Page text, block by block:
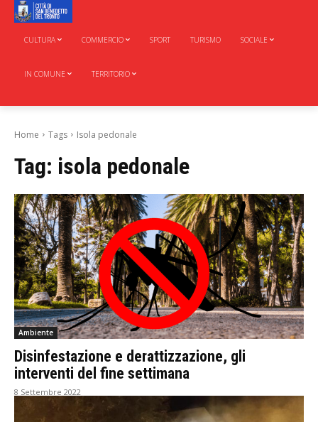
CULTURA COMMERCIO SPORT TURISMO SOCIALE
IN COMUNE TERRITORIO
Home Tags Isola pedonale
Tag: isola pedonale
Ambiente
Disinfestazione e derattizzazione, gli
interventi del fine settimana
8 Settembre 2022